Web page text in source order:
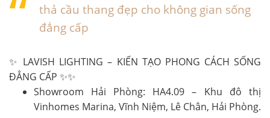
thả cầu thang đẹp cho không gian sống
đẳng cấp
✨ LAVISH LIGHTING – KIẾN TẠO PHONG CÁCH SỐNG
ĐẲNG CẤP ✨✨
Showroom Hải Phòng: HA4.09 – Khu đô thị
Vinhomes Marina, Vĩnh Niệm, Lê Chân, Hải Phòng.